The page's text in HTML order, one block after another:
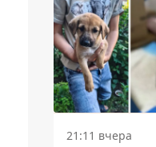
21:11 вчера